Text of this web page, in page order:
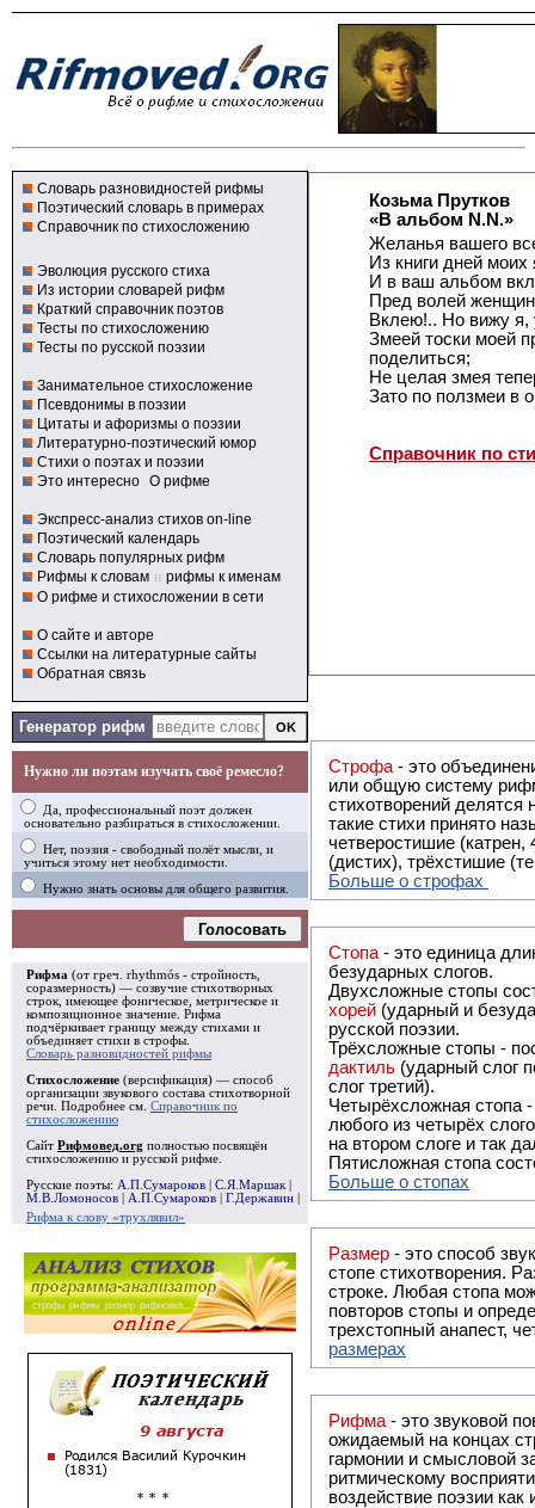
Словарь разновидностей рифмы
Поэтический словарь в примерах
Справочник по стихосложению
Эволюция русского стиха
Из истории словарей рифм
Краткий справочник поэтов
Тесты по стихосложению
Тесты по русской поэзии
Занимательное стихосложение
Псевдонимы в поэзии
Цитаты и афоризмы о поэзии
Литературно-поэтический юмор
Стихи о поэтах и поэзии
Это интересно О рифме
Экспресс-анализ стихов on-line
Поэтический календарь
Словарь популярных рифм
Рифмы к словам и рифмы к именам
О рифме и стихосложении в сети
О сайте и авторе
Ссылки на литературные сайты
Обратная связь
Генератор рифм
Нужно ли поэтам изучать своё ремесло?
Да, профессиональный поэт должен
основательно разбираться в стихосложении.
Нет, поэзия - свободный полёт мысли, и
учиться этому нет необходимости.
Нужно знать основы для общего развития.
Голосовать
Рифма (от греч. rhythmós - стройность,
соразмерность) — созвучие стихотворных
строк, имеющее фоническое, метрическое и
композиционное значение. Рифма
подчёркивает границу между стихами и
объединяет стихи в строфы
Словарь разновидностей рифмы
Стихосложение (версификация) — способ
организации звукового состава стихотворной
речи. Подробнее см. Справочник по
стихосложению
Сайт Рифмовед.org полностью посвящён
стихосложению и русской рифме.
Русские поэты: А.П.Сумароков С.Я.Маршак
М.В.Ломоносов
А.П.Сумароков Г.Державин
Рифма к слову «трухлявил»
Козьма Прутков
«В альбом N.N.»
Желанья вашего
Из книги дней
И в ваш альбом
Пред волей
Вклею!.. Но вижу я,
Змеей тоски моей
поделиться;
Не целая змея
Зато по ползмеи в
Справочник по
Строфа - это объединение двух
или общую систему рифм, и регулярно или периодически
стихотворений делятся на строфы и т.о. являются строфическими.
такие стихи принято называть астрофическими. Самая популярная строфа в русской поэзии -
четверостишие
(дистих), трёхстишие
Больше о строфах
Стопа - это единица
безударных слогов.
Двухсложные стопы
хорей (ударный и
русской поэзии.
Трёхсложные стопы -
дактиль (ударный слог
слог третий).
Четырёхсложная стопа
любого из четырёх
на втором слоге и так
Пятисложная стопа
Больше о стопах
Размер - это способ
стопе стихотворения.
строке. Любая стопа
повторов стопы и
трехстопный анапест,
размерах
Рифма - это звуковой повтор, традиционно используемый в поэзии и, как
ожидаемый на концах
гармонии и смысловой
ритмическому
воздействие поэзии